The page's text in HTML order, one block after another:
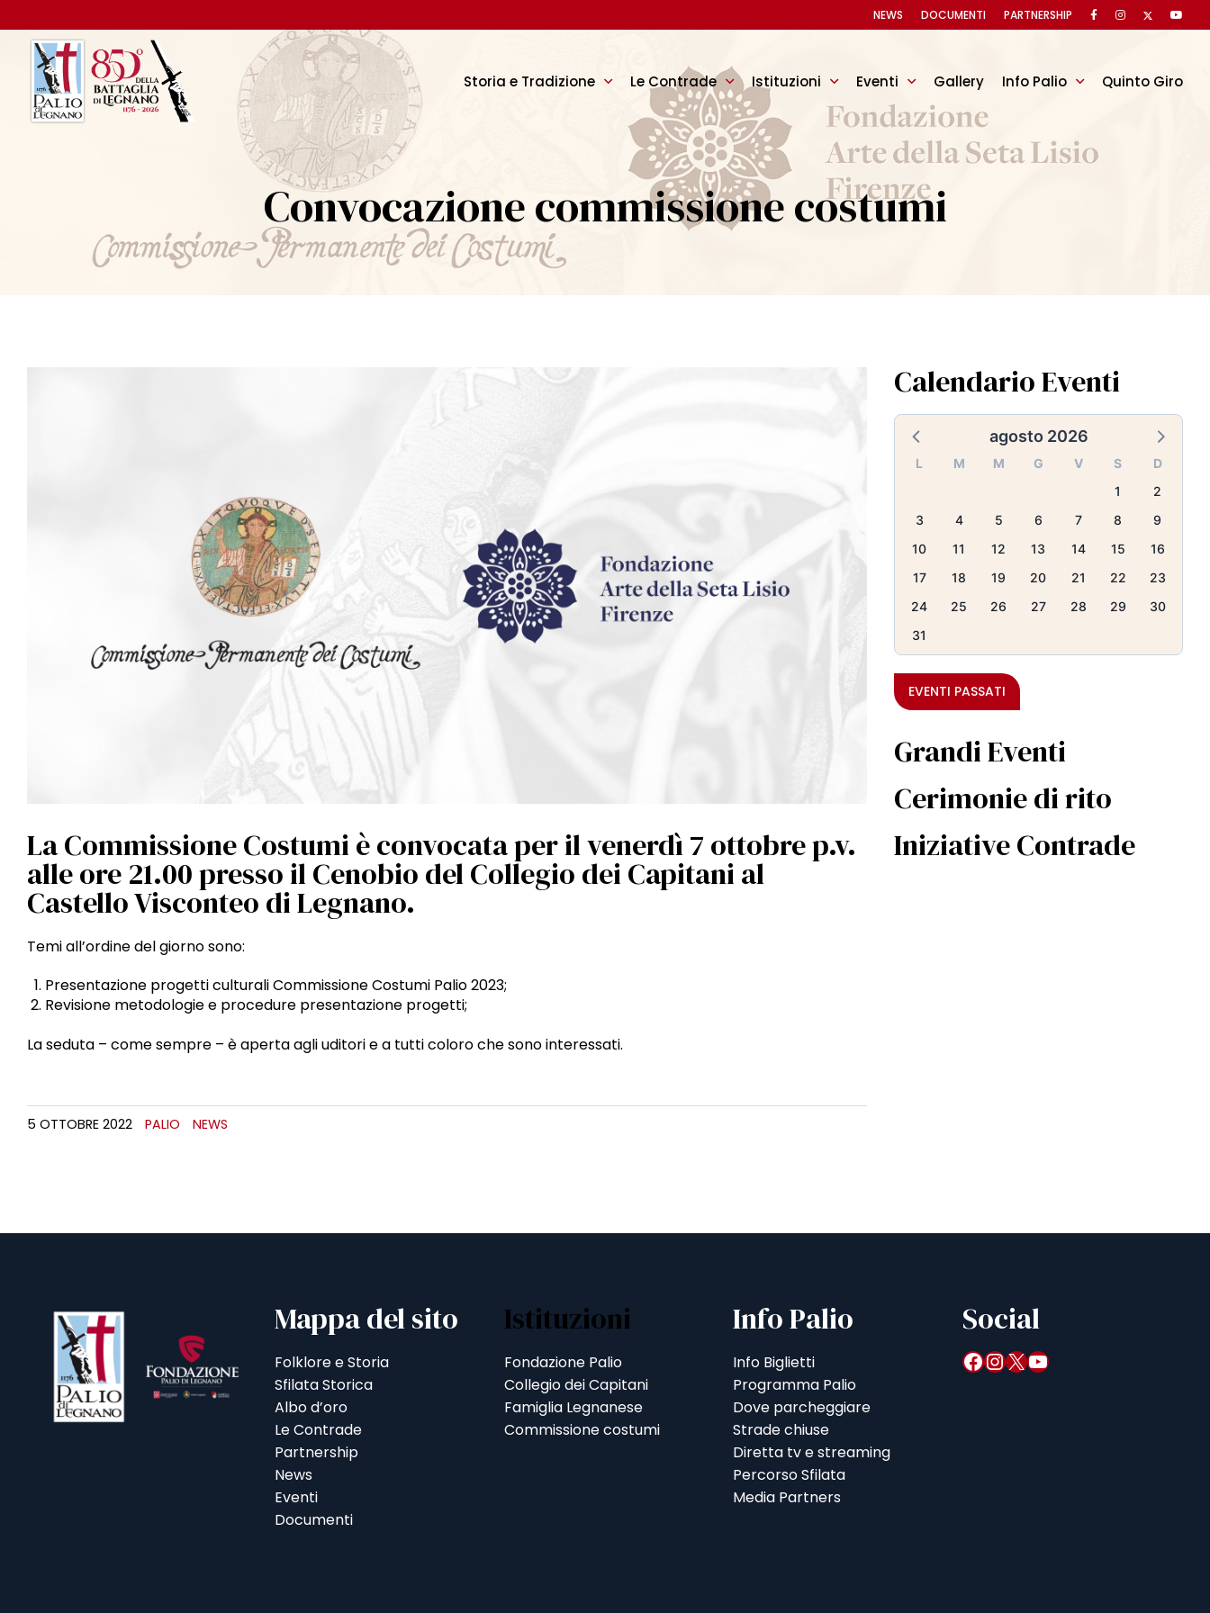
Storia e Tradizione Le Contrade Istituzioni Eventi Gallery Info Palio Quinto Giro
NEWS DOCUMENTI PARTNERSHIP
Convocazione commissione costumi
La Commissione Costumi è convocata per il venerdì 7 ottobre p.v.
alle ore 21.00 presso il Cenobio del Collegio dei Capitani al
Castello Visconteo di Legnano.
Temi all’ordine del giorno sono:
Presentazione progetti culturali Commissione Costumi Palio 2023;
Revisione metodologie e procedure presentazione progetti;
La seduta – come sempre – è aperta agli uditori e a tutti coloro che sono interessati.
5 OTTOBRE 2022 PALIO NEWS
Calendario Eventi
agosto 2026
L M M G V S
D
1
2
3
4 5 6 7 8
9
10
11 12 13 14 15
16
17
18 19 20 21 22
23
24
25 26 27 28 29
30
31
EVENTI PASSATI
Grandi Eventi
Cerimonie di rito
Iniziative Contrade
Mappa del sito
Folklore e Storia
Sfilata Storica
Albo d’oro
Le Contrade
Partnership
News
Eventi
Documenti
Istituzioni
Fondazione Palio
Collegio dei Capitani
Famiglia Legnanese
Commissione costumi
Info Palio
Info Biglietti
Programma Palio
Dove parcheggiare
Strade chiuse
Diretta tv e streaming
Percorso Sfilata
Media Partners
Social
Facebook InstagramX YouTube